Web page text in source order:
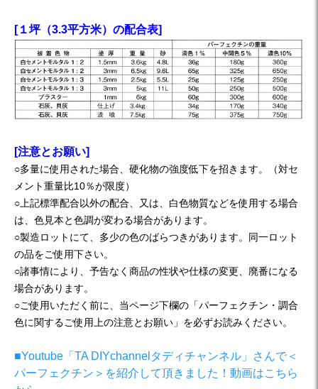
[１坪（3.3平方米）の配合表]
[注意とお願い]
○多量に使用された場合、硬化物の強度低下を招きます。（対セ
メント重量比10％が限度）
○上記標準配合以外の配合、又は、白色物質などを使用する場合
は、色見本と色調が変わる場合があります。
○製造ロットにて、多少の色のばらつきがあります。同一ロット
の品をご使用下さい。
○諸事情により、予告なく商品の性状や仕様の変更、廃番になる
場合があります。
○ご使用いただく前に、当ページ下欄の「パーフェクチン・調合
色に関するご使用上の注意とお願い」を必ずお読みください。
■Youtube「TA DIYchannelタディチャンネル」さんで＜
パーフェクチン＞を紹介して頂きました！動画はこちら